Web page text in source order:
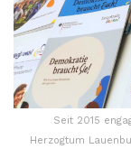
Seit 2015
Herzogtum